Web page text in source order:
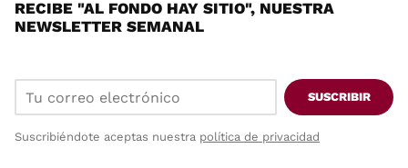
RECIBE "AL FONDO HAY SITIO", NUESTRA
NEWSLETTER SEMANAL
SUSCRIBIR
Suscribiéndote aceptas nuestra política de privacidad